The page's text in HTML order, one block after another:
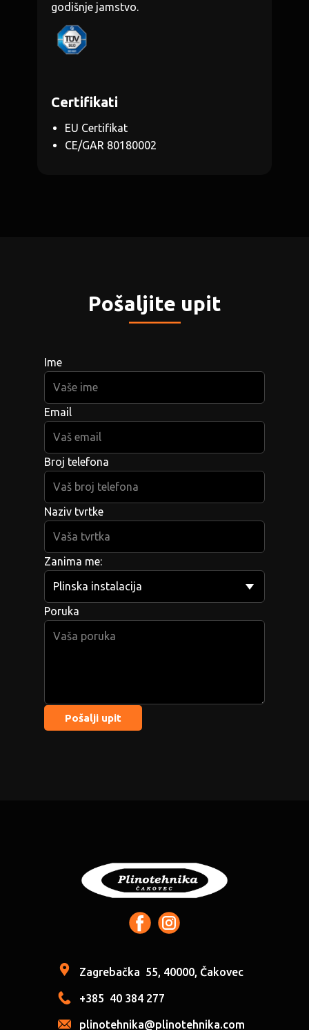
godišnje jamstvo.
Certifikati
EU Certifikat
CE/GAR 80180002
Pošaljite upit
_____
Ime
Email
Broj telefona
Naziv tvrtke
Zanima me:
Poruka
Pošalji upit
Zagrebačka 55, 40000, Čakovec
+385 40 384 277
plinotehnika@plinotehnika.com